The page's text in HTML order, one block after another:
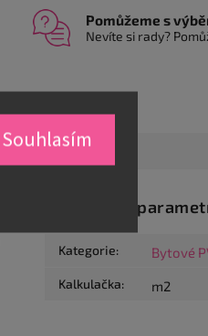
Souhlasím
Pomůžeme s
Nevíte si rady?
Doplňkové
Kategorie: Bytové
Kalkulačka: m2